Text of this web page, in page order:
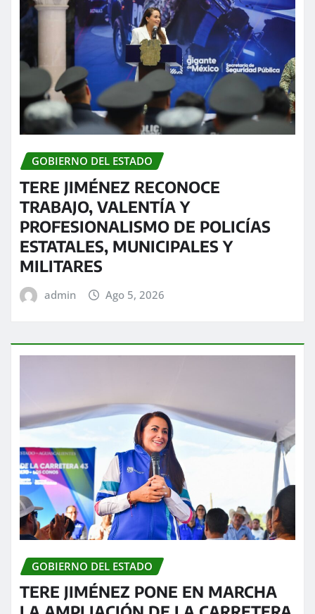
GOBIERNO DEL ESTADO
TERE JIMÉNEZ RECONOCE
TRABAJO, VALENTÍA Y
PROFESIONALISMO DE POLICÍAS
ESTATALES, MUNICIPALES Y
MILITARES
admin Ago 5, 2026
GOBIERNO DEL ESTADO
TERE JIMÉNEZ PONE EN MARCHA